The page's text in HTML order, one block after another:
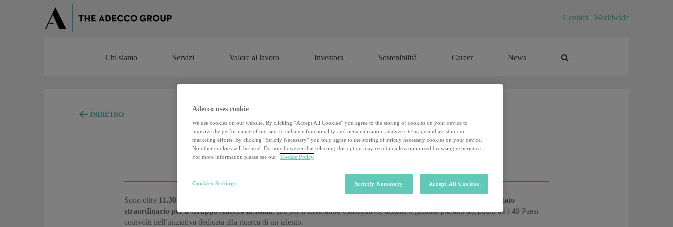
Chi siamo Contatti | Worldwide
Chi siamo Servizi Valore al lavoro Investors Sostenibilità Career News
INDIETRO
Record di candidature per
#CEO1Month 2017
Sono oltre 11.300
un risultato
straordinario per il Gruppo Adecco in Italia, che per il terzo anno consecutivo, detiene il gradino più alto del podio tra i 49 Paesi
coinvolti nell’iniziativa dedicata alla ricerca di un talento.
Adecco uses cookie
We use cookies on our website. By clicking “Accept All Cookies” you agree to the storing of cookies on your device to
improve the performance of our site, to enhance functionality and personalization, analyze site usage and assist in our
marketing efforts. By clicking “Strictly Necessary” you only agree to the storing of strictly necessary cookies on your device.
No other cookies will be used. Do note however that selecting this option may result in a less optimized browsing experience.
For more information please see our
Cookie Policy
Strictly Necessary Accept All Cookies
Cookies Settings